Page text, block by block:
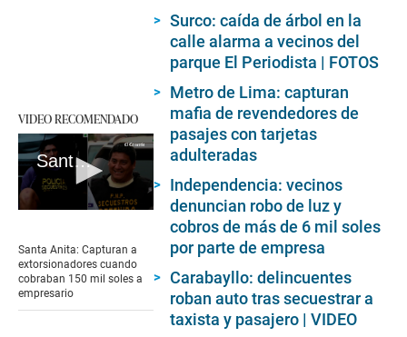
VIDEO RECOMENDADO
Santa Anita: Capturan a extorsionadores cuando cobraban 150 mil soles a empresario
of
1
minute,
23
seconds
Santa Anita: Capturan a
extorsionadores cuando
cobraban 150 mil soles a
empresario
Surco: caída de árbol en la
calle alarma a vecinos del
parque El Periodista | FOTOS
Metro de Lima: capturan
mafia de revendedores de
pasajes con tarjetas
adulteradas
Independencia: vecinos
denuncian robo de luz y
cobros de más de 6 mil soles
por parte de empresa
Carabayllo: delincuentes
roban auto tras secuestrar a
taxista y pasajero | VIDEO